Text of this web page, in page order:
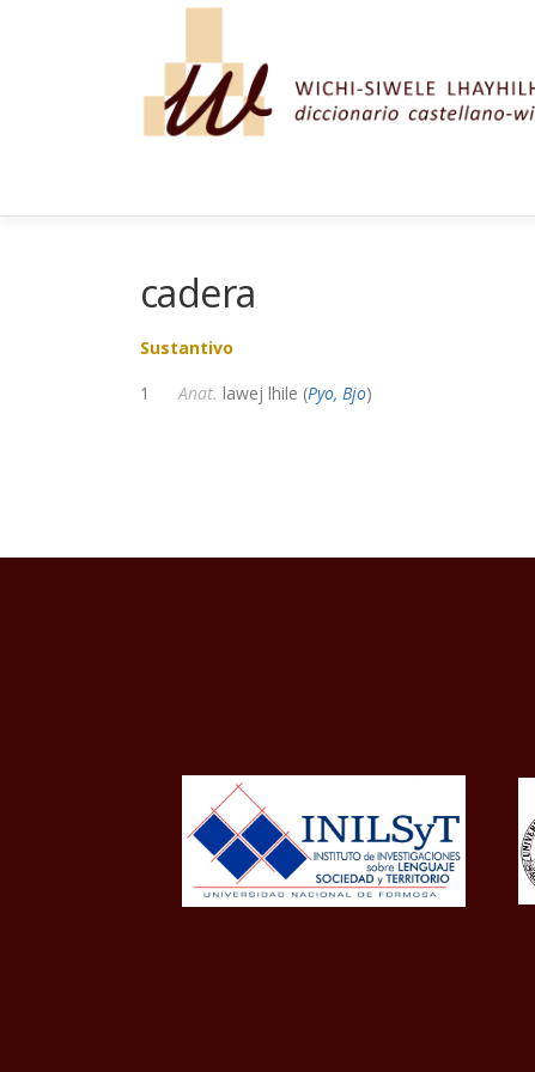
cadera
Sustantivo
1Anat. lawej lhile (Pyo, Bjo)